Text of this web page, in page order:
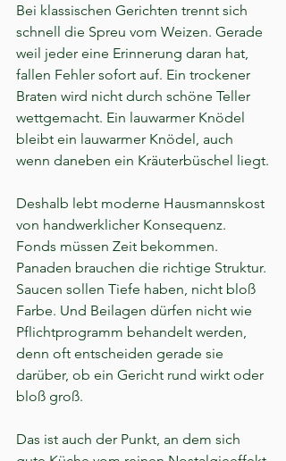
Bei klassischen Gerichten trennt sich
schnell die Spreu vom Weizen. Gerade
weil jeder eine Erinnerung daran hat,
fallen Fehler sofort auf. Ein trockener
Braten wird nicht durch schöne Teller
wettgemacht. Ein lauwarmer Knödel
bleibt ein lauwarmer Knödel, auch
wenn daneben ein Kräuterbüschel liegt.
Deshalb lebt moderne Hausmannskost
von handwerklicher Konsequenz.
Fonds müssen Zeit bekommen.
Panaden brauchen die richtige Struktur.
Saucen sollen Tiefe haben, nicht bloß
Farbe. Und Beilagen dürfen nicht wie
Pflichtprogramm behandelt werden,
denn oft entscheiden gerade sie
darüber, ob ein Gericht rund wirkt oder
bloß groß.
Das ist auch der Punkt, an dem sich